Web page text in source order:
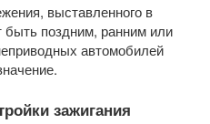
выставленного в
быть поздним, ранним или
автомобилей
зажигания